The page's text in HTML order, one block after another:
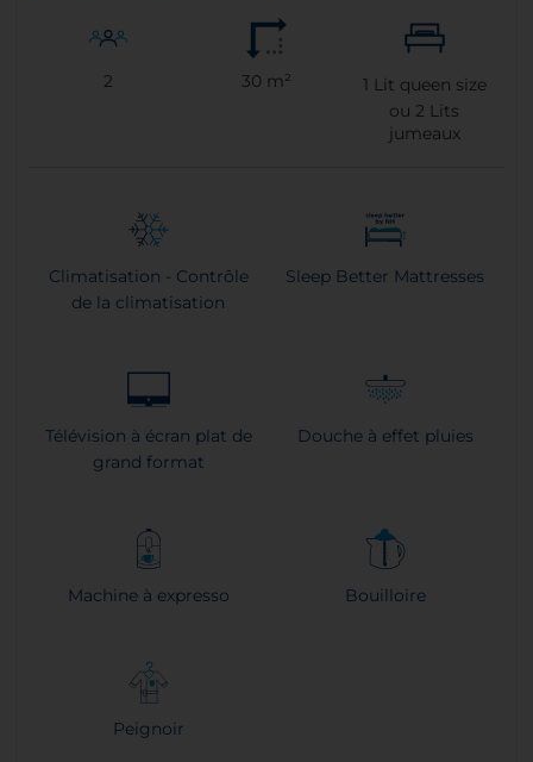
2 30 m² 1 Lit queen size
ou 2 Lits
jumeaux
Climatisation - Contrôle
de la climatisation
Sleep Better Mattresses
Télévision à écran plat de
grand format
Douche à effet pluies
Machine à expresso Bouilloire
Peignoir